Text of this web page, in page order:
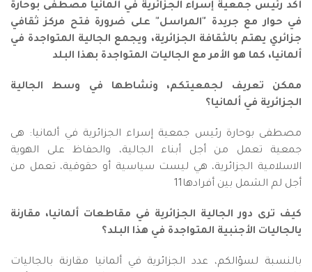
أكد رئيس جمعية إسراء الجزائرية في ألمانيا مصطفى بوحارة
في حوار مع جريدة "المراسل" على ضرورة فتح مركز ثقافي
جزائري يهتم بالثقافة الجزائرية، ويجمع الجالية المتواجدة في
ألمانيا، كما هو الأمر مع الجاليات المتواجدة بهذا البلد
ممكن تعريف لجمعيتكم، ونشاطها في وسط الجالية
الجزائرية في ألمانيا؟
مصطفى بوحارة رئيس جمعية إسراء الجزائرية في ألمانيا: هى
جمعية تعمل من أجل أبناء الجالية، والحفاظ على الهوية
الاسلامية الجزائرية، هي ليست سياسية أو حقوقية، تعمل من
أجل لم الشمل بين أفرادها11
كيف ترى دور الجالية الجزائرية في مقاطعات ألمانيا، مقارنة
يالجاليات الأجنبية المتواجدة في هذا البلد؟
بالنسبة لسؤالكم، عدد الجزائرية في ألمانيا مقارنة بالجاليات